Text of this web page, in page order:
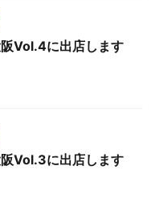
Vol.4に出店します
Vol.3に出店します